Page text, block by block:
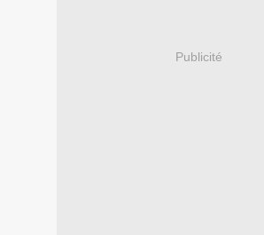
Publicité